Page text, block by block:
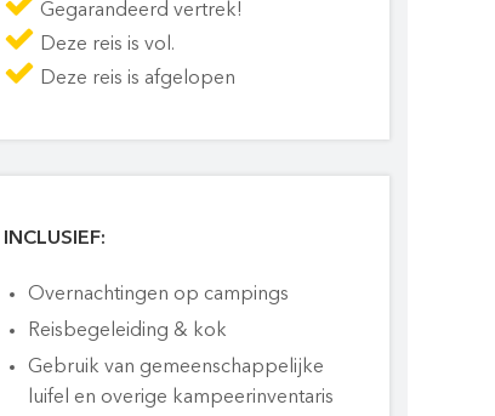
Gegarandeerd vertrek!
Deze reis is vol.
Deze reis is afgelopen
INCLUSIEF:
Overnachtingen op campings
Reisbegeleiding & kok
Gebruik van gemeenschappelijke
luifel en overige kampeerinventaris